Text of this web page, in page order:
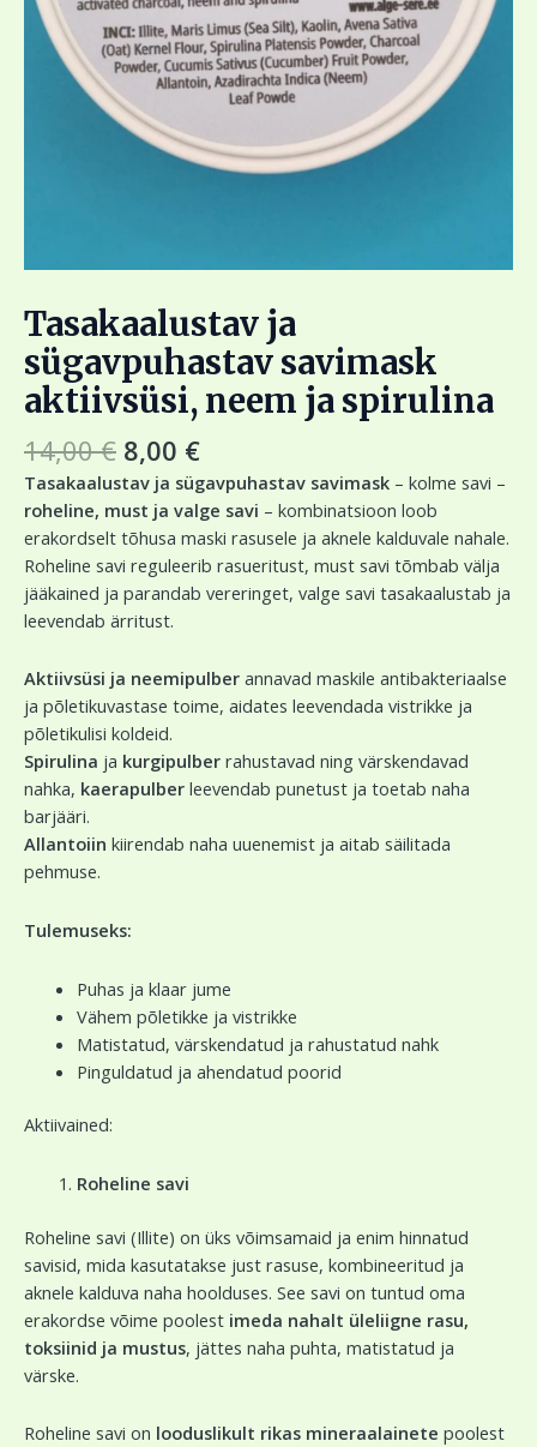
Tasakaalustav ja
sügavpuhastav savimask
aktiivsüsi, neem ja spirulina
14,00€ 8,00 €
Tasakaalustav ja sügavpuhastav savimask – kolme savi –
roheline, must ja valge savi – kombinatsioon loob
erakordselt tõhusa maski rasusele ja aknele kalduvale nahale.
Roheline savi reguleerib rasueritust, must savi tõmbab välja
jääkained ja parandab vereringet, valge savi tasakaalustab ja
leevendab ärritust.
Aktiivsüsi ja neemipulber annavad maskile antibakteriaalse
ja põletikuvastase toime, aidates leevendada vistrikke ja
põletikulisi koldeid.
Spirulina ja kurgipulber rahustavad ning värskendavad
nahka, kaerapulber leevendab punetust ja toetab naha
barjääri.
Allantoiin kiirendab naha uuenemist ja aitab säilitada
pehmuse.
Tulemuseks:
Puhas ja klaar jume
Vähem põletikke ja vistrikke
Matistatud, värskendatud ja rahustatud nahk
Pinguldatud ja ahendatud poorid
Aktiivained:
Roheline savi
Roheline savi (Illite) on üks võimsamaid ja enim hinnatud
savisid, mida kasutatakse just rasuse, kombineeritud ja
aknele kalduva naha hoolduses. See savi on tuntud oma
erakordse võime poolest imeda nahalt üleliigne rasu,
toksiinid ja mustus, jättes naha puhta, matistatud ja
värske.
Roheline savi on looduslikult rikas mineraalainete poolest